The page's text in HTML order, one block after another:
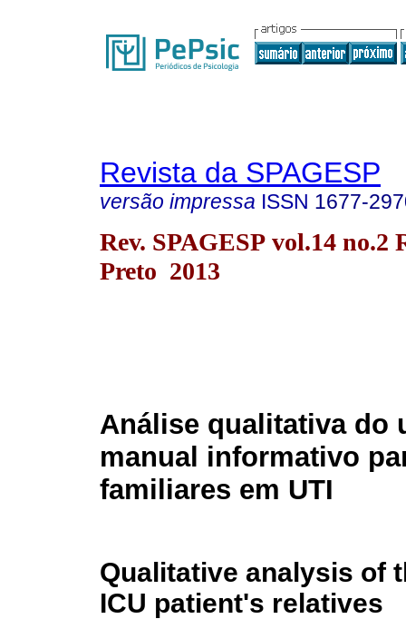
Revista da SPAGESP
versão impressa ISSN 1677-
Rev. SPAGESP vol.14 no.2
Preto 2013
Análise qualitativa do
manual informativo
familiares em UTI
Qualitative analysis of
ICU patient's relatives